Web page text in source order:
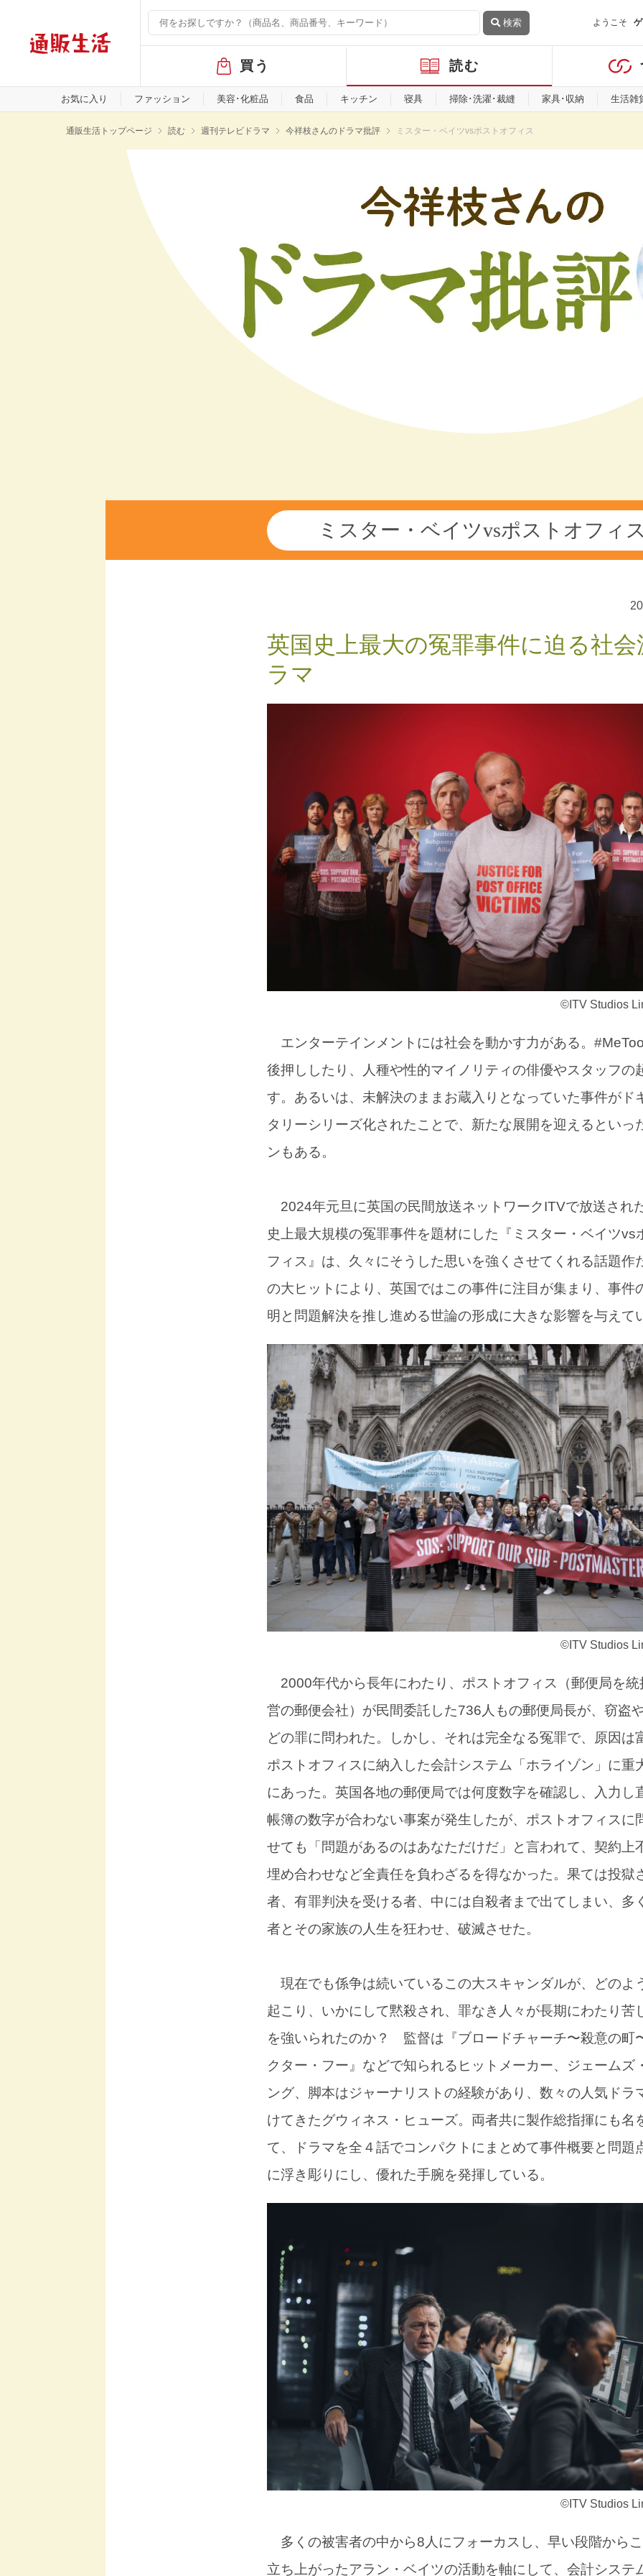
検索 ようこそ
バ
ル
メ
買う 読む
お気に入り ファッション 美容･化粧品 食品 キッチン 寝具 掃除･洗濯･裁縫 家具･収納 生活雑
通販生活トップページ 読む 週刊テレビドラマ 今祥枝さんのドラマ批評 ミスター・ベイツvsポストオフィス
ミスター・ベイツvsポストオフィ
英国史上最大の冤罪事件に迫る社会
ラマ
©ITV Studios
エンターテインメントには社会を動かす力がある。
後押ししたり、人種や性的マイノリティの俳優やスタッフの
す。あるいは、未解決のままお蔵入りとなっていた事件がド
タリーシリーズ化されたことで、新たな展開を迎えるといっ
ンもある。
2024年元旦に英国の民間放送ネットワークITVで放送され
史上最大規模の冤罪事件を題材にした『ミスター・ベイツvs
フィス』は、久々にそうした思いを強くさせてくれる話題作
の大ヒットにより、英国ではこの事件に注目が集まり、事件
明と問題解決を推し進める世論の形成に大きな影響を与えて
©ITV Studios
2000年代から長年にわたり、ポストオフィス（郵便局を統
営の郵便会社）が民間委託した736人もの郵便局長が、窃盗
どの罪に問われた。しかし、それは完全なる冤罪で、原因は
ポストオフィスに納入した会計システム「ホライゾン」に重
にあった。英国各地の郵便局では何度数字を確認し、入力し
帳簿の数字が合わない事案が発生したが、ポストオフィスに
せても「問題があるのはあなただけだ」と言われて、契約上
埋め合わせなど全責任を負わざるを得なかった。果ては投獄
者、有罪判決を受ける者、中には自殺者まで出てしまい、多
者とその家族の人生を狂わせ、破滅させた。
現在でも係争は続いているこの大スキャンダルが、どのよ
起こり、いかにして黙殺され、罪なき人々が長期にわたり苦
を強いられたのか？ 監督は『ブロードチャーチ〜殺意の町
クター・フー』などで知られるヒットメーカー、ジェームズ
ング、脚本はジャーナリストの経験があり、数々の人気ドラ
けてきたグウィネス・ヒューズ。両者共に製作総指揮にも名
て、ドラマを全４話でコンパクトにまとめて事件概要と問題
に浮き彫りにし、優れた手腕を発揮している。
©ITV Studios
多くの被害者の中から8人にフォーカスし、早い段階から
立ち上がったアラン・ベイツの活動を軸にして、会計システ